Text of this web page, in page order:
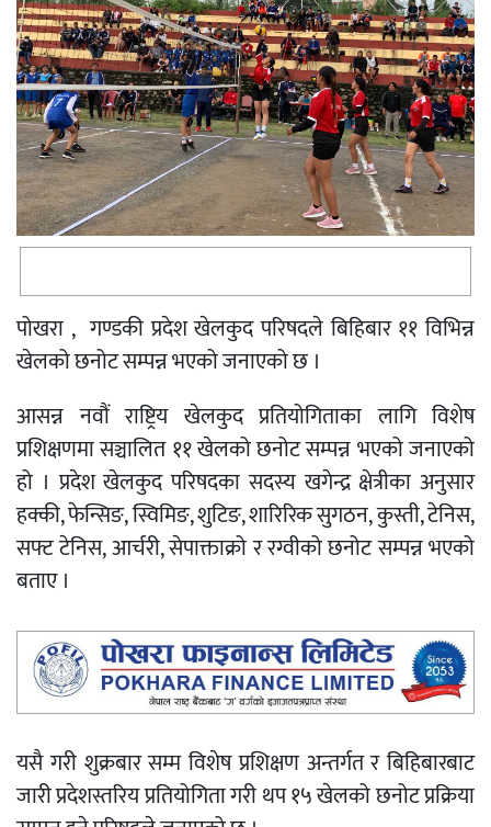
पोखरा , गण्डकी प्रदेश खेलकुद परिषदले बिहिबार ११ विभिन्न
खेलको छनोट सम्पन्न भएको जनाएको छ ।
आसन्न नवौं राष्ट्रिय खेलकुद प्रतियोगिताका लागि विशेष
प्रशिक्षणमा सञ्चालित ११ खेलको छनोट सम्पन्न भएको जनाएको
हो । प्रदेश खेलकुद परिषदका सदस्य खगेन्द्र क्षेत्रीका अनुसार
हक्की, फेन्सिङ, स्विमिङ, शुटिङ, शारिरिक सुगठन, कुस्ती, टेनिस,
सफ्ट टेनिस, आर्चरी, सेपाक्ताक्रो र रग्वीको छनोट सम्पन्न भएको
बताए ।
यसै गरी शुक्रबार सम्म विशेष प्रशिक्षण अन्तर्गत र बिहिबारबाट
जारी प्रदेशस्तरिय प्रतियोगिता गरी थप १५ खेलको छनोट प्रक्रिया